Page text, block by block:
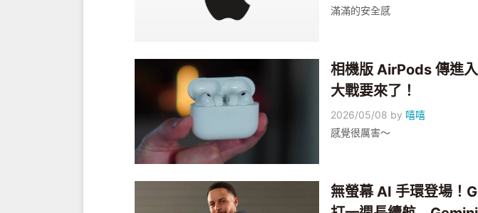
滿滿的安全感
相機版 AirPods 傳進
大戰要來了！
2026/05/08 by 嘻嘻
感覺很厲害～
無螢幕 AI 手環登場！